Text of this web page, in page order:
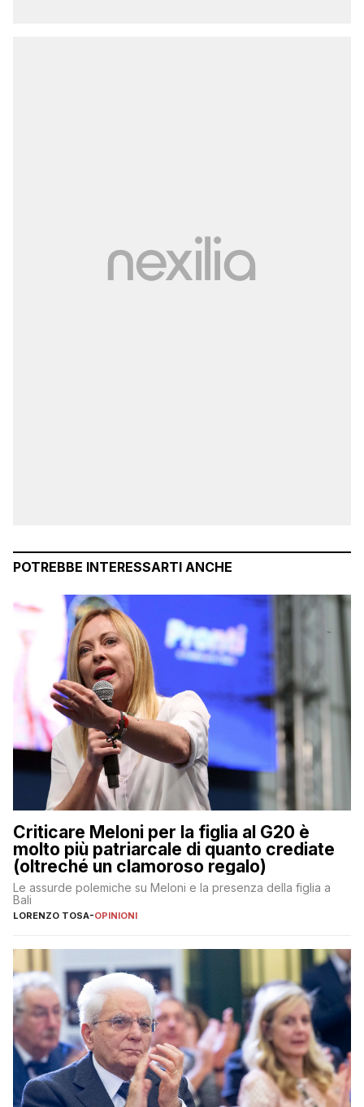
POTREBBE INTERESSARTI ANCHE
Criticare Meloni per la figlia al G20 è
molto più patriarcale di quanto crediate
(oltreché un clamoroso regalo)
Le assurde polemiche su Meloni e la presenza della figlia a
Bali
LORENZO TOSA-OPINIONI